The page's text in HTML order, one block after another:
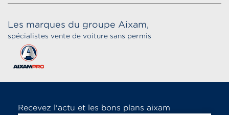
Les marques du groupe Aixam,
spécialistes vente de voiture sans permis
Recevez l'actu et les bons plans aixam